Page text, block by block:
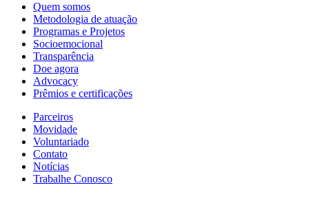
Quem somos
Metodologia de atuação
Programas e Projetos
Socioemocional
Transparência
Doe agora
Advocacy
Prêmios e certificações
Parceiros
Movidade
Voluntariado
Contato
Notícias
Trabalhe Conosco